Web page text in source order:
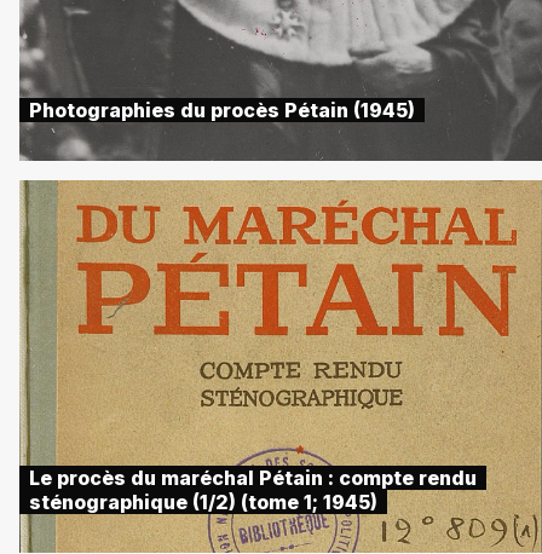
Photographies du procès Pétain (1945)
Le procès du maréchal Pétain : compte rendu
sténographique (1/2) (tome 1; 1945)